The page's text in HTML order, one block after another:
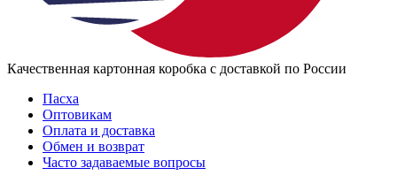
Качественная картонная коробка с доставкой по России
Пасха
Оптовикам
Оплата и доставка
Обмен и возврат
Часто задаваемые вопросы